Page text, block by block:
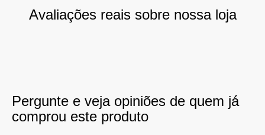
Avaliações reais sobre nossa loja
Pergunte e veja opiniões de quem já
comprou este produto